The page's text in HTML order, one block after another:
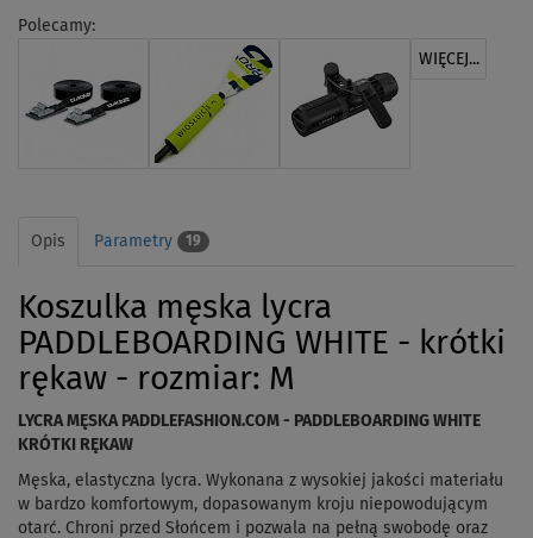
Polecamy:
WIĘCEJ...
Opis Parametry 19
Koszulka męska lycra
PADDLEBOARDING WHITE - krótki
rękaw - rozmiar: M
LYCRA MĘSKA PADDLEFASHION.COM - PADDLEBOARDING WHITE
KRÓTKI RĘKAW
Męska, elastyczna lycra. Wykonana z wysokiej jakości materiału
w bardzo komfortowym, dopasowanym kroju niepowodującym
otarć. Chroni przed Słońcem i pozwala na pełną swobodę oraz